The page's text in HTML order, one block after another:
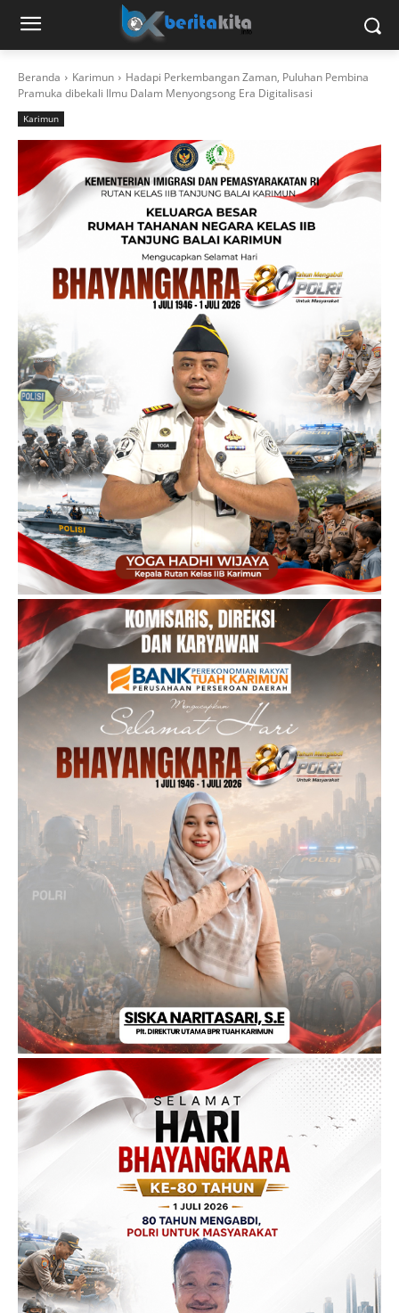
Beranda Karimun
Hadapi Perkembangan Zaman, Puluhan Pembina
Pramuka dibekali Ilmu Dalam Menyongsong Era Digitalisasi
Karimun